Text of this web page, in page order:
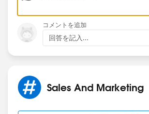
Haribabu Amudalapalli
コメントを追加
回答を記入...
Sales And Marketing